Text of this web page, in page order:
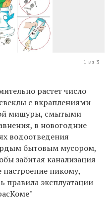
1 из 3
растет число
с вкраплениями
мишуры, смытыми
в новогодние
водоотведения
бытовым мусором,
забитая канализация
никому,
правила эксплуатации